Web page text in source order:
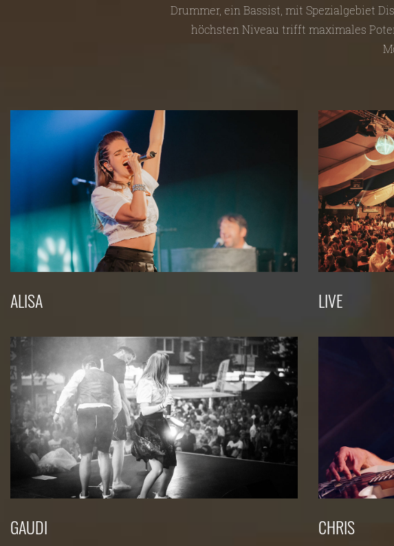
Drummer, ein Bassist, mit Spezialgebiet
höchsten Niveau trifft maximales
ALISA LIVE
GAUDI CHRIS